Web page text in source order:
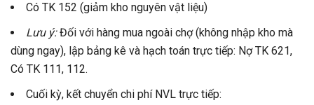
Có TK 152 (giảm kho nguyên vật liệu)
Lưu ý:Đối với hàng mua ngoài chợ (không nhập kho mà
dùng ngay), lập bảng kê và hạch toán trực tiếp: Nợ TK 621,
Có TK 111, 112.
Cuối kỳ, kết chuyển chi phí NVL trực tiếp: